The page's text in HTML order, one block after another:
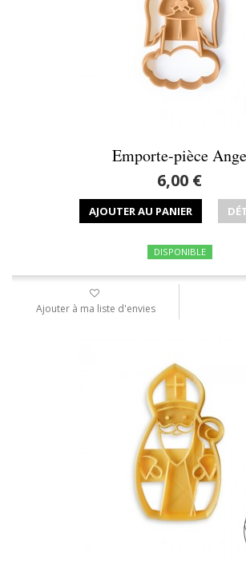
Emporte-pièce Ange
6,00 €
AJOUTER AU PANIER
DISPONIBLE
Ajouter à ma liste d'envies